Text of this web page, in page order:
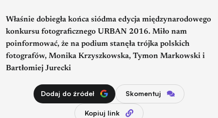
Właśnie dobiegła końca siódma edycja międzynarodowego
konkursu fotograficznego URBAN 2016. Miło nam
poinformować, że na podium stanęła trójka polskich
fotografów, Monika Krzyszkowska, Tymon Markowski i
Bartłomiej Jurecki
Dodaj do źródeł Skomentuj
Kopiuj link